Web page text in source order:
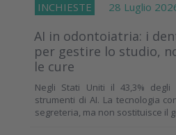
INCHIESTE 28 Luglio
AI in odontoiatria: i
per gestire lo studio,
le cure
Negli Stati Uniti il 43,3%
strumenti di AI. La tecnologia
segreteria, ma non sostituisce il